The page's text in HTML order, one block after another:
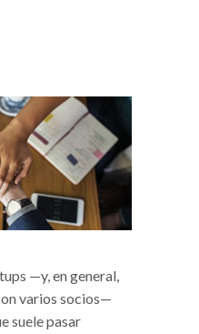
—y, en general,
varios socios—
suele pasar